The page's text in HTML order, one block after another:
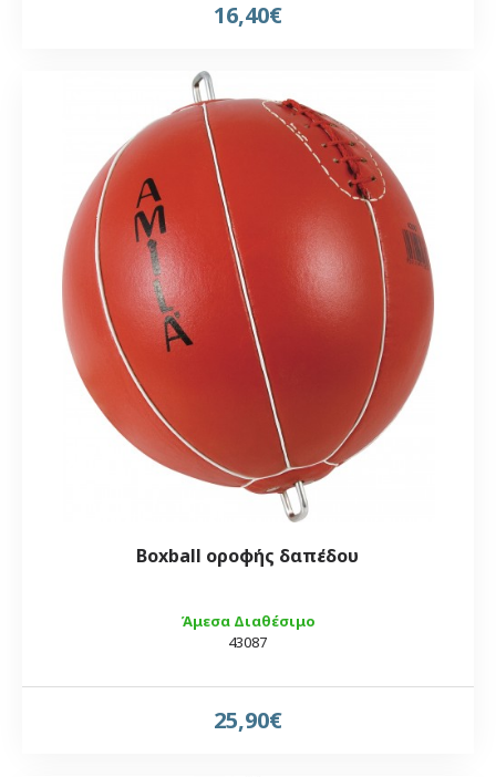
16,40€
Άμεσα Διαθέσιμο
43087
Boxball οροφής δαπέδου
25,90€